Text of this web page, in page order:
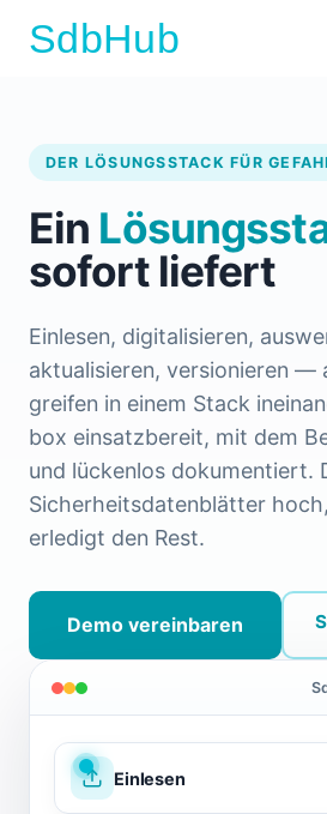
SdbHub
DER LÖSUNGSSTACK FÜR
Ein
sofort liefert
Einlesen, digitalisieren,
aktualisieren, versionieren —
greifen in einem Stack
box einsatzbereit, mit dem
und lückenlos dokumentiert.
Sicherheitsdatenblätter
erledigt den Rest.
Demo vereinbaren
Einlesen